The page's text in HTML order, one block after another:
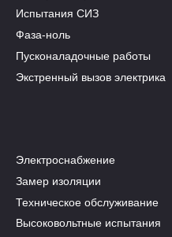
Испытания СИЗ
Фаза-ноль
Пусконаладочные работы
Экстренный вызов электрика
Электроснабжение
Замер изоляции
Техническое обслуживание
Высоковольтные испытания